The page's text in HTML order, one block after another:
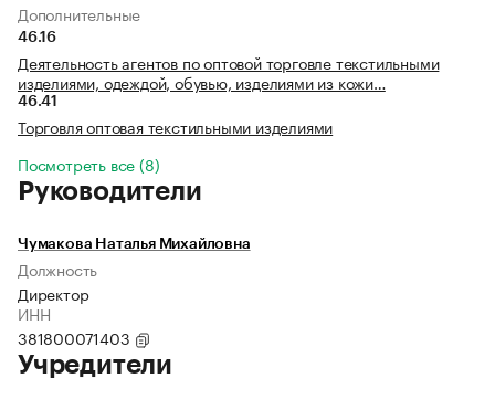
Дополнительные
46.16
Деятельность агентов по оптовой торговле текстильными
изделиями, одеждой, обувью, изделиями из кожи…
46.41
Торговля оптовая текстильными изделиями
Посмотреть все (8)
Руководители
Чумакова Наталья Михайловна
Должность
Директор
ИНН
381800071403
Учредители